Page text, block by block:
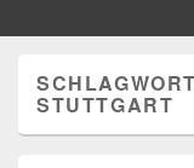
STUTTGART